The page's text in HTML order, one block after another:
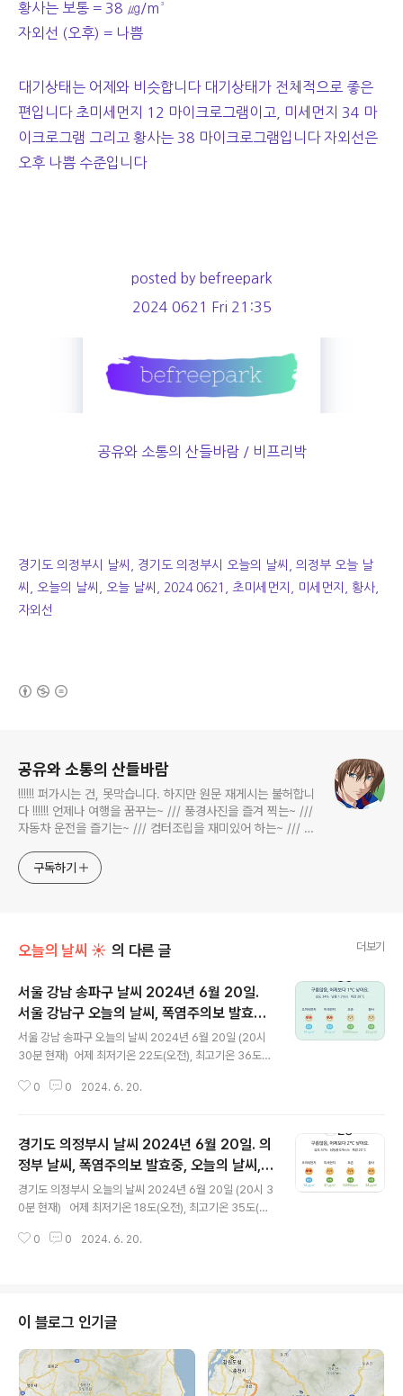
황사는 보통 = 38 ㎍/m³
자외선 (오후) = 나쁨
대기상태는 어제와 비슷합니다 대기상태가 전체적으로 좋은
편입니다 초미세먼지 12 마이크로그램이고, 미세먼지 34 마
이크로그램 그리고 황사는 38 마이크로그램입니다 자외선은
오후 나쁨 수준입니다
posted by befreepark
2024 0621 Fri 21:35
공유와 소통의 산들바람 / 비프리박
경기도 의정부시 날씨, 경기도 의정부시 오늘의 날씨, 의정부 오늘 날
씨, 오늘의 날씨, 오늘 날씨, 2024 0621, 초미세먼지, 미세먼지, 황사,
자외선
공유와 소통의 산들바람
!!!!!! 퍼가시는 건, 못막습니다. 하지만 원문 재게시는 불허합니
다 !!!!!! 언제나 여행을 꿈꾸는~ /// 풍경사진을 즐겨 찍는~ ///
자동차 운전을 즐기는~ /// 컴터조립을 재미있어 하는~ /// 고
식하는 미드가 있는~ /// 사회적 이슈에 발언하는~ 不老巨
구독하기
오늘의 날씨 ☀ 의 다른 글 더보기
서울 강남 송파구 날씨 2024년 6월 20일.
서울 강남구 오늘의 날씨, 폭염주의보 발효중,
오늘 날씨, 2024 0620, 초미세먼지, 미세먼
지, 황사, 자외선
서울 강남 송파구 오늘의 날씨 2024년 6월 20일 (20시
30분 현재) 어제 최저기온 22도(오전), 최고기온 36도
어제보다 2도 높은 최저기온이고 어제보다 1도 낮은 최고
고 낮 13시 하루 중 최고기온입니다 * 눈비 올 확률
은 위 이미지에서 시간별 기상 상태 참조 대기상황 공기질
은어제초미세먼지 나쁨 = 42 ㎍/m³ 미세먼지는 보통 =
66 ㎍/m³황사는 보통 = 69 ㎍/m³ 자외선 (오후) = 나
쁨오늘초미세먼지 좋음 = 14 ㎍/m³ 미세먼지는 좋음 =
30 ㎍/m³황사는 보통 = 25 ㎍/m³ 자외선 (오..
0 0 2024. 6. 20.
경기도 의정부시 날씨 2024년 6월 20일. 의
정부 날씨, 폭염주의보 발효중, 오늘의 날씨,
오늘 날씨, 2024 0620, 초미세먼지, 미세먼
지, 황사, 자외선
경기도 의정부시 오늘의 날씨 2024년 6월 20일 (20시 3
0분 현재) 어제 최저기온 18도(오전), 최고기온 35도(오
제보다 2도 높은 최저기온이고 어제와 같은 최고기온입니
서 시간별 기상 상태 참조 대기상황 공기질은어제 초미세
먼지 보통 = 32 ㎍/m³ 미세먼지는 보통 = 55 ㎍/m³황
사는 보통 = 69 ㎍/m³ 자외선 (오후) = 나쁨 오늘초미세
먼지 좋음 = 14 ㎍/m³ 미세먼지는 보통 = 31 ㎍/m³황
사는 보통 = 24 ㎍/m³ 자외선 (오후)..
0 0 2024. 6. 20.
이 블로그 인기글